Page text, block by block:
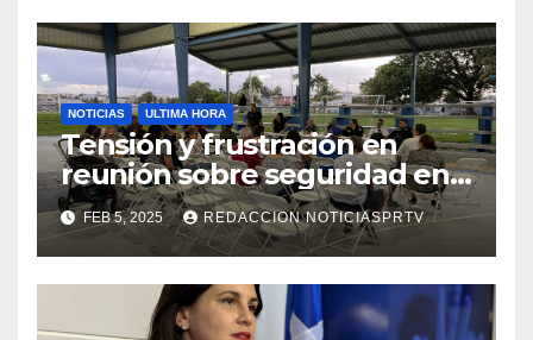
NOTICIAS ULTIMA HORA
Tensión y frustración en
reunión sobre seguridad en
Reparto Metropolitano
FEB 5, 2025 REDACCION NOTICIASPRTV